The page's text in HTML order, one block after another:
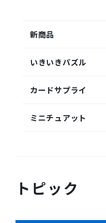
新商品
いきいきパズル
カードサプライ
ミニチュアット
トピック